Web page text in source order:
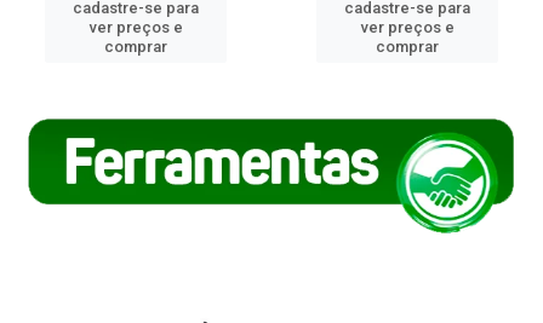
cadastre-se para
ver preços e
comprar
cadastre-se para
ver preços e
comprar